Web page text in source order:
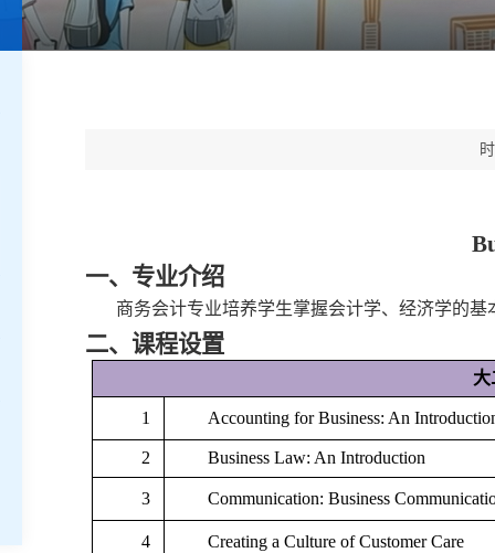
一、专业介绍
商务会计专业培养学生掌握会计学、经济学的
二、 课程设置
大
1 Accounting for Business: An
2 Business Law: An Introduction
3 Communication: Business
4 Creating a Culture of Customer Care